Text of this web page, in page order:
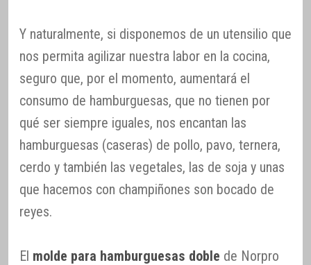
Y naturalmente, si disponemos de un utensilio que
nos permita agilizar nuestra labor en la cocina,
seguro que, por el momento, aumentará el
consumo de hamburguesas, que no tienen por
qué ser siempre iguales, nos encantan las
hamburguesas (caseras) de pollo, pavo, ternera,
cerdo y también las vegetales, las de soja y unas
que hacemos con champiñones son bocado de
reyes.
El molde para hamburguesas doble de Norpro